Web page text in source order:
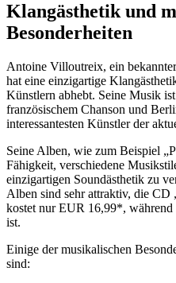
Klangästhetik und
Besonderheiten
Antoine Villoutreix, ein
hat eine einzigartige
Künstlern abhebt. Seine Musik
französischem Chanson und
interessantesten Künstler der
Seine Alben, wie zum Beispiel
Fähigkeit, verschiedene
einzigartigen Soundästhetik zu
Alben sind sehr attraktiv, die
kostet nur EUR 16,99*,
ist.
Einige der musikalischen
sind: